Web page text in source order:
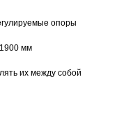
опоры
мм
их между собой